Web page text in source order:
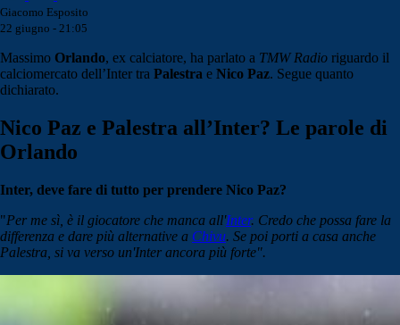
Giacomo Esposito
22 giugno - 21:05
Massimo Orlando, ex calciatore, ha parlato a TMW Radio riguardo il
calciomercato dell’Inter tra Palestra e Nico Paz. Segue quanto
dichiarato.
Nico Paz e Palestra all’Inter? Le parole di
Orlando
Inter, deve fare di tutto per prendere Nico Paz?
"Per me sì, è il giocatore che manca all'Inter. Credo che possa fare la
differenza e dare più alternative a Chivu. Se poi porti a casa anche
Palestra, si va verso un'Inter ancora più forte".